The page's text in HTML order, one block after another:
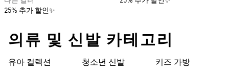
25% 추가 할인✨
의류 및 신발 카테고리
유아 컬렉션 청소년 신발 키즈 가방